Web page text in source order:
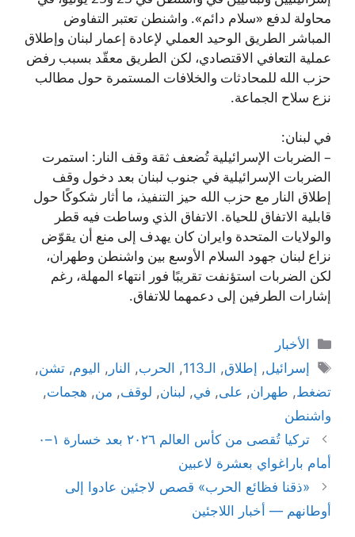
محاولة لدفع «سلام دائم». واشنطن تعتبر التفاوض
المباشر الطريق الوحيد العملي لإعادة إعمار لبنان وإطلاق
عملية التعافي الاقتصادي، لكن الطريق معقّد بسبب رفض
حزب الله للمحادثات والخلافات المستمرة حول مطالب
نزع سلاح الجماعة.
في لبنان:
– الضربات الإسرائيلية تُضعف ثقة وقف النار: استمرت
الضربات الإسرائيلية في جنوب لبنان بعد دخول وقف
إطلاق النار مع حزب الله حيز التنفيذ، ما أثار شكوكًا حول
قابلية الاتفاق للحياة. الاتفاق الذي وساطت فيه قطر
والولايات المتحدة وايران كان يهدف إلى منع أن يقوّض
نزاع لبنان جهود السلام الأوسع بين واشنطن وطهران،
لكن الضربات استؤنفت تقريبًا فور انتهاء المهلة، رغم
إشارات الطرفين إلى دعمهما للاتفاق.
التصنيفات
الأخبار
الوسوم
إسرائيل, إطلاق, الـ113 , الحرب, النار , اليوم,تشن,
تضغط, طهران, على, في, لبنان, لوقف, من, هجمات,
واشنطن
تركيا تُقصى من كأس العالم ٢٠٢٦ بعد خسارة ١–٠
أمام باراغواي بعشرة لاعبين
«ذقنا فظائع الحرب» قصص لاجئين عادوا إلى
أوطانهم — أخبار اللاجئين